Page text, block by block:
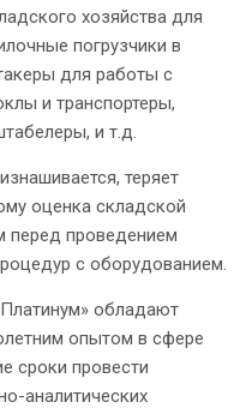
хозяйства для
погрузчики в
для работы с
и транспортеры,
и т.д.
теряет
оценка складской
перед проведением
с оборудованием.
обладают
опытом в сфере
сроки провести
аналитических